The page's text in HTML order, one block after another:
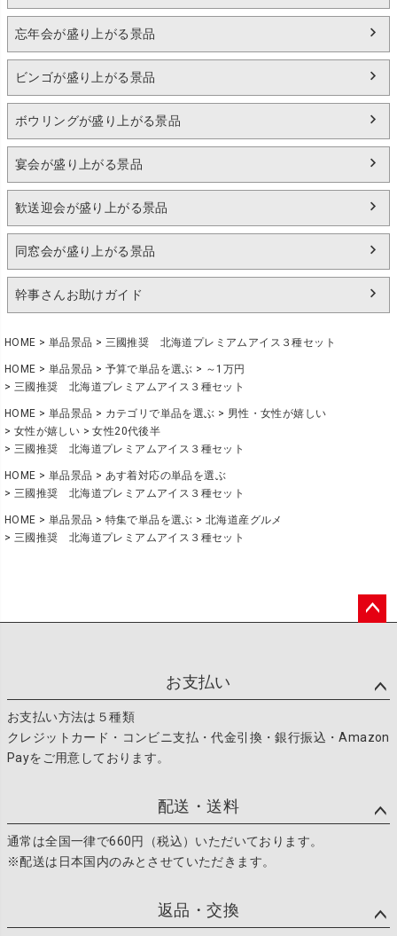
忘年会が盛り上がる景品
ビンゴが盛り上がる景品
ボウリングが盛り上がる景品
宴会が盛り上がる景品
歓送迎会が盛り上がる景品
同窓会が盛り上がる景品
幹事さんお助けガイド
HOME 単品景品 三國推奨 北海道プレミアムアイス３種セット
HOME 単品景品 予算で単品を選ぶ
～1万円
三國推奨 北海道プレミアムアイス３種セット
HOME 単品景品 カテゴリで単品を選ぶ
男性・女性が嬉しい
女性が嬉しい
女性20代後半
三國推奨 北海道プレミアムアイス３種セット
HOME 単品景品
あす着対応の単品を選ぶ
三國推奨 北海道プレミアムアイス３種セット
HOME 単品景品 特集で単品を選ぶ
北海道産グルメ
三國推奨 北海道プレミアムアイス３種セット
お支払い
お支払い方法は５種類
クレジットカード・コンビニ支払・代金引換・銀行振込・Amazon
Payをご用意しております。
配送・送料
通常は全国一律で660円（税込）いただいております。
※配送は日本国内のみとさせていただきます。
返品・交換